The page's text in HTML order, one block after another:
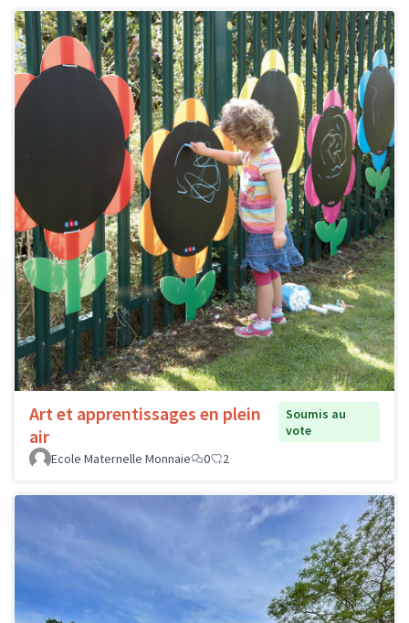
Art et apprentissages en plein
air
Soumis au
vote
Ecole Maternelle Monnaie
0 2